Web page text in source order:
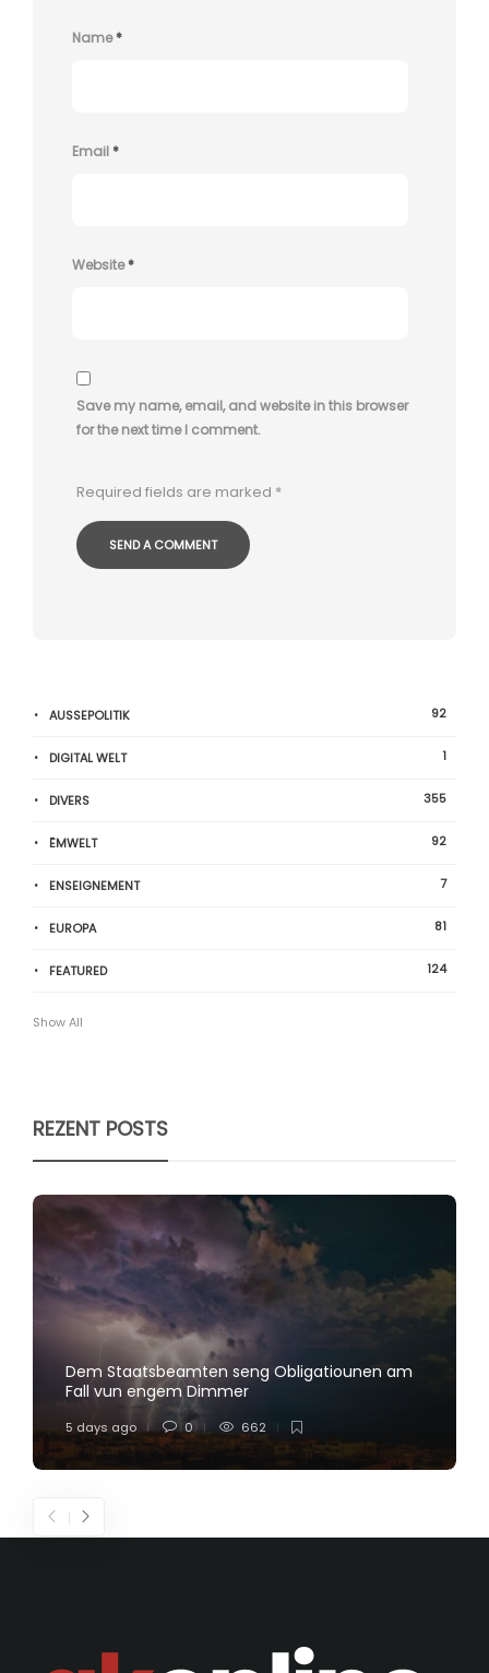
Name*
Email*
Website*
Save my name, email, and website in this browser
for the next time I comment.
Required fields are marked *
AUSSEPOLITIK 92
DIGITAL WELT 1
DIVERS 355
ËMWELT 92
ENSEIGNEMENT 7
EUROPA 81
FEATURED 124
Show All
REZENT POSTS
Dem Staatsbeamten seng Obligatiounen am
Fall vun engem Dimmer
5 days ago 0 662